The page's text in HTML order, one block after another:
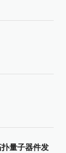
量子器件发